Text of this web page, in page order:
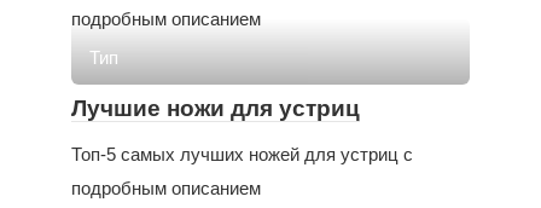
подробным описанием
Тип
Лучшие ножи для устриц
Топ-5 самых лучших ножей для устриц с
подробным описанием